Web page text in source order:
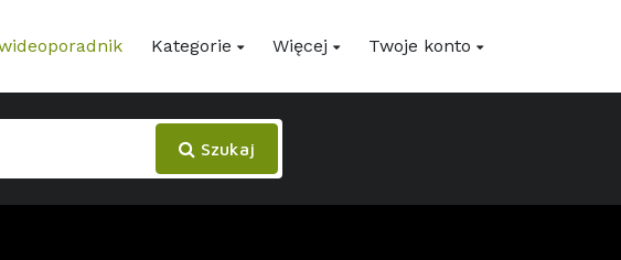
Kategorie Więcej Twoje konto
Szukaj